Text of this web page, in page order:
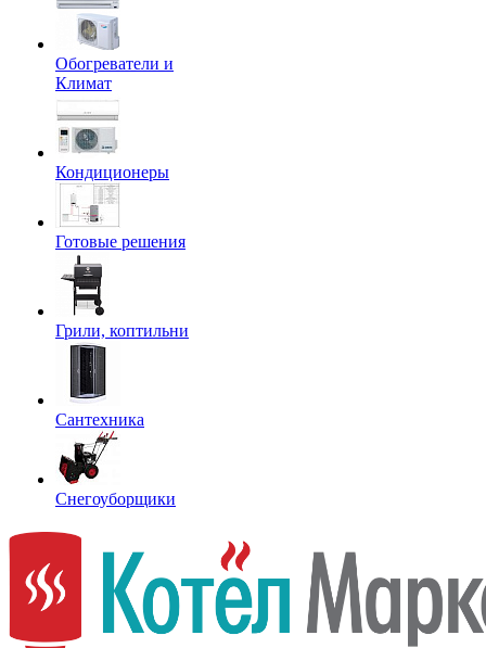
Обогреватели и
Климат
Кондиционеры
Готовые решения
Грили, коптильни
Сантехника
Снегоуборщики